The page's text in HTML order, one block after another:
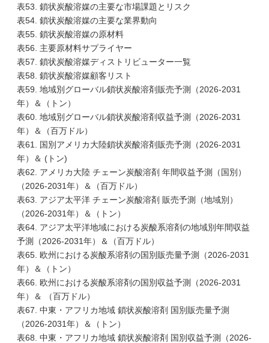
表53. 鎖状炭酸溶媒の主要な市場課題とリスク
表54. 鎖状炭酸溶媒の主要な業界動向
表55. 鎖状炭酸溶媒の原材料
表56. 主要原材料サプライヤー
表57. 鎖状炭酸溶媒ディストリビューター一覧
表58. 鎖状炭酸溶媒顧客リスト
表59. 地域別グローバル鎖状炭酸溶剤販売予測（2026-2031
年）＆（トン）
表60. 地域別グローバル鎖状炭酸溶剤収益予測（2026-2031
年）＆（百万ドル）
表61. 国別アメリカ大陸鎖状炭酸溶剤販売予測（2026-2031
年）＆ (トン)
表62. アメリカ大陸 チェーン炭酸溶剤 年間収益予測（国別）
（2026-2031年）＆（百万ドル）
表63. アジア太平洋 チェーン炭酸溶剤 販売予測（地域別）
（2026-2031年）＆（トン）
表64. アジア太平洋地域における炭酸系溶剤の地域別年間収益
予測（2026-2031年）＆（百万ドル）
表65. 欧州における炭酸系溶剤の国別販売量予測（2026-2031
年）＆（トン）
表66. 欧州における炭酸系溶剤の国別収益予測（2026-2031
年）＆ （百万ドル）
表67. 中東・アフリカ地域 鎖状炭酸溶剤 国別販売量予測
（2026-2031年）＆（トン）
表68. 中東・アフリカ地域 鎖状炭酸溶剤 国別収益予測（2026-